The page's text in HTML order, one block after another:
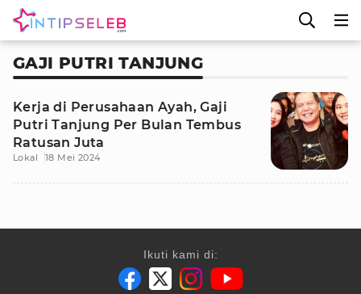
GAJI PUTRI TANJUNG
Kerja di Perusahaan Ayah, Gaji
Putri Tanjung Per Bulan Tembus
Ratusan Juta
Lokal 18 Mei 2024
Ikuti kami di: